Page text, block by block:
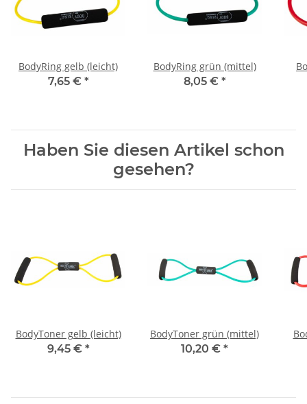
BodyRing gelb (leicht)
7,65 € *
BodyRing grün (mittel)
8,05 € *
Haben Sie diesen Artikel schon
gesehen?
BodyToner gelb (leicht)
9,45 € *
BodyToner grün (mittel)
10,20 € *